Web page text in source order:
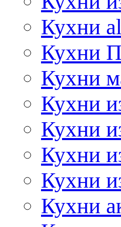
Кухни
Кухни
Кухни
Кухни
Кухни
Кухни
Кухни
Кухни